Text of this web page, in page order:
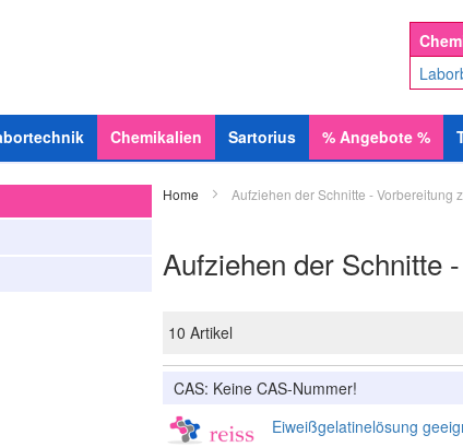
Chemikalien Sartorius % Angebote %
Home Aufziehen der Schnitte - Vorbereitung
Aufziehen der Schnitte
10 Artikel
CAS: Keine CAS-Nummer!
Eiweißgelatinelösung